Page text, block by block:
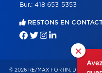
×
Bur.: 418 653-5353
RESTONS EN
© 2026 RE/MAX FORTIN, DELAGE –